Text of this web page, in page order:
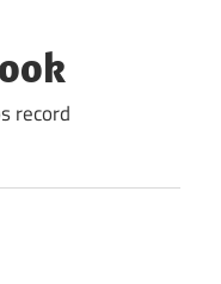
record